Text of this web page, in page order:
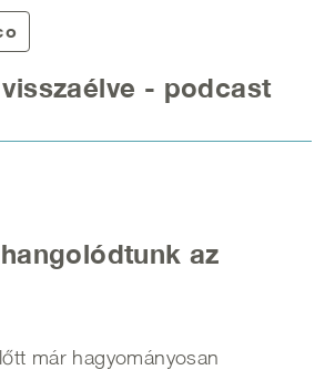
- podcast
az
már hagyományosan